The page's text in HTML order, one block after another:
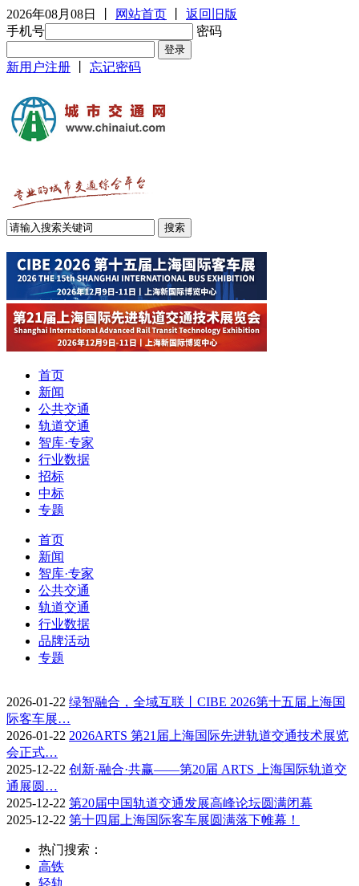
2026年08月08日 网站首页
返回旧版
手机号
密码
新用户注册 忘记密码
首页
新闻
公共交通
轨道交通
智库·专家
行业数据
招标
中标
专题
首页
新闻
智库·专家
公共交通
轨道交通
行业数据
品牌活动
专题
2026-01-22 绿智融合，全域互联丨CIBE 2026第十五届上海国
际客车展…
2026-01-22 2026ARTS 第21届上海国际先进轨道交通技术展览
会正式…
2025-12-22 创新·融合·共赢——第20届 ARTS 上海国际轨道交
通展圆…
2025-12-22 第20届中国轨道交通发展高峰论坛圆满闭幕
2025-12-22 第十四届上海国际客车展圆满落下帷幕！
热门搜索：
高铁
轻轨